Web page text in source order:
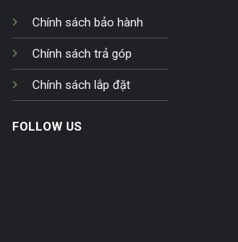
Chính sách bảo hành
Chính sách trả góp
Chính sách lắp đặt
FOLLOW US